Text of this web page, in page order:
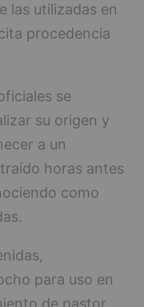
las utilizadas en
procedencia
se
su origen y
a un
horas antes
como
para uso en
de pastor